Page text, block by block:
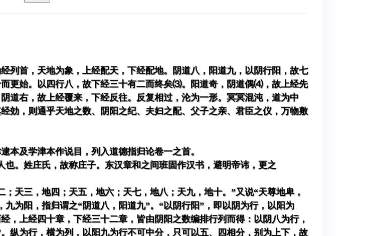
列首，天地为象，上经配天，下经配地。阴道八，阳道九，以阴行阳，故七
更始。以四行八，故下经三十有二而终矣⑶。阳道奇，阴道偶⑷，故上经先
道右，故上经覆来，下经反往。反复相过，沦为一形。冥冥混沌，道为中
効，则通乎天地之数、阴阳之纪、夫妇之配、父子之亲、君臣之仪，万物敷
及学津本作说目，列入道德指归论卷一之首。
。姓庄氏，故称庄子。东汉章和之间班固作汉书，避明帝讳，更之
天三，地四；天五，地六；天七，地八；天九，地十。”又说“天尊地卑，
为阳，指归谓之“阴道八，阳道九”。“以阴行阳”，即以阴为行，以阳为
，上经四十章，下经三十二章，皆由阴阳之数编排行列而得：以阴八为行，
纵为行，横为列，以阳九为行不可中分，只可以五、四相分，别为上下，故